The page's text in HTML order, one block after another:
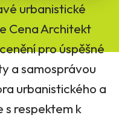
urbanistické
Cena Architekt
pro úspěšné
a samosprávou
urbanistického a
respektem k